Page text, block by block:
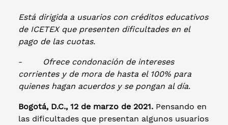
Está dirigida a usuarios con créditos educativos
de ICETEX que presenten dificultades en el
pago de las cuotas.
-
Ofrece condonación de intereses
corrientes y de mora de hasta el 100% para
quienes hagan acuerdos y se pongan al día.
Bogotá, D.C., 12 de marzo de 2021. Pensando en
las dificultades que presentan algunos usuarios